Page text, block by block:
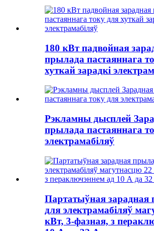
180 кВт падвойная
прылада пастаяннага
хуткай зарадкі
Рэкламны дысплей
прылада пастаяннага
электрамабіляў
Партатыўная зарадная
для электрамабіляў
кВт, 3-фазная, з